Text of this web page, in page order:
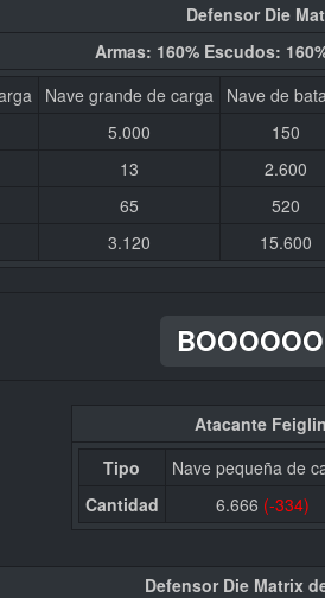
Defensor Die
Armas: 160% Escudos:
Nave grande de carga Nave de
5.000
150
13
2.600
65
520
3.120
15.600
Atacante
Tipo
Nave pequeña de
Cantidad
6.666 (-334)
Defensor Die Matrix